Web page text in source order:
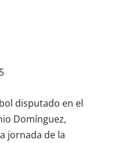
disputado en el
Domínguez,
jornada de la